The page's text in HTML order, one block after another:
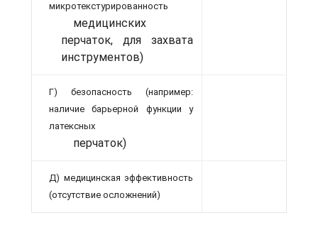
микротекстурированность
медицинских
перчаток, для захвата
инструментов)
Г) безопасность (например:
наличие барьерной функции у
латексных
перчаток)
Д) медицинская эффективность
(отсутствие осложнений)